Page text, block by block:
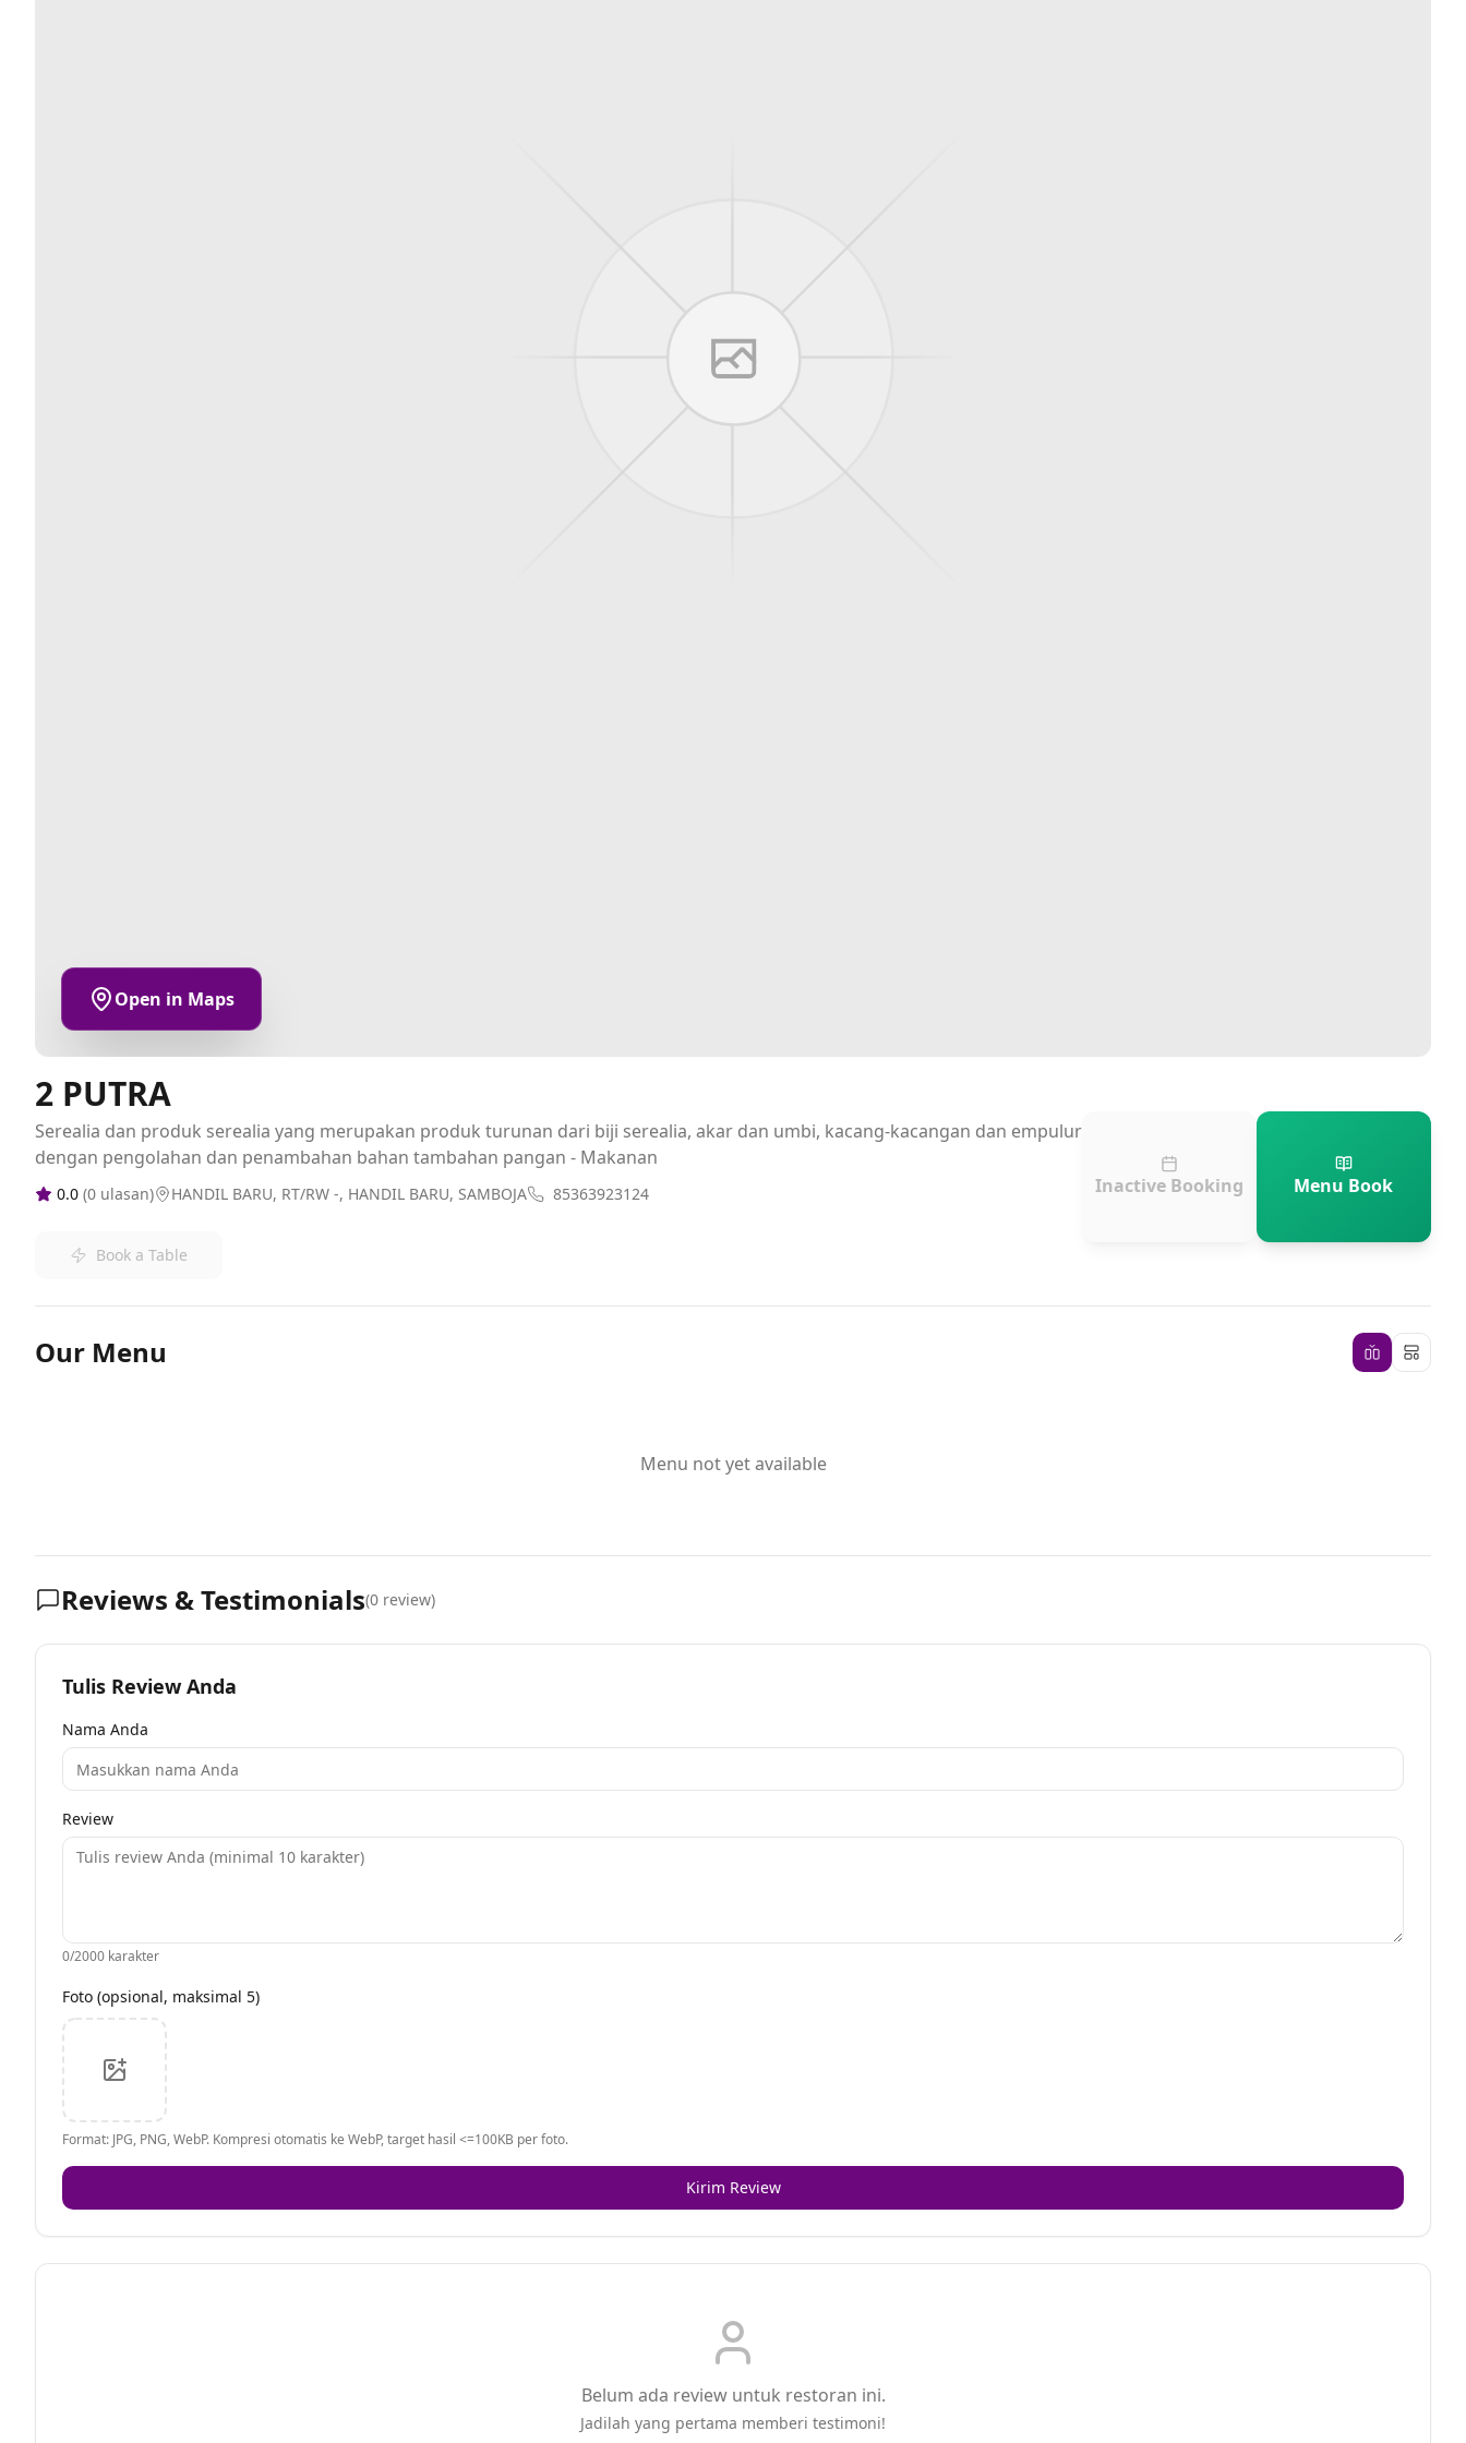
Open in Maps
2 PUTRA
Serealia dan produk serealia yang merupakan produk turunan dari biji serealia, akar dan umbi, kacang-kacangan dan empulur
dengan pengolahan dan penambahan bahan tambahan pangan - Makanan
0.0 (0 ulasan) HANDIL BARU, RT/RW -, HANDIL BARU, SAMBOJA 85363923124
Book a Table
Inactive Booking Menu Book
Our Menu
Menu not yet available
Reviews & Testimonials(0 review)
Tulis Review Anda
Nama Anda
Review
0/2000 karakter
Foto (opsional, maksimal 5)
Format: JPG, PNG, WebP. Kompresi otomatis ke WebP, target hasil <=100KB per foto.
Kirim Review
Belum ada review untuk restoran ini.
Jadilah yang pertama memberi testimoni!